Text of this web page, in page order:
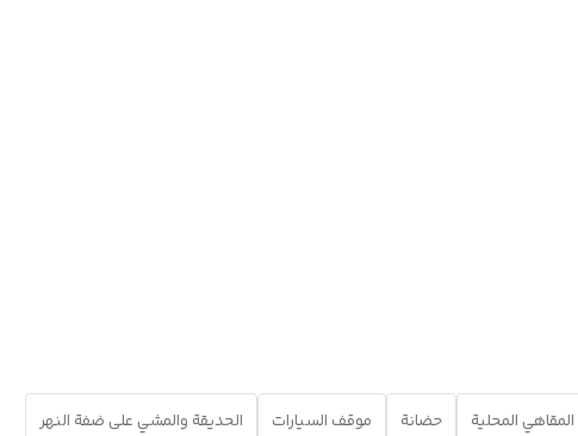
المقاهي المحلية حضانة موقف السيارات الحديقة والمشي على ضفة النهر